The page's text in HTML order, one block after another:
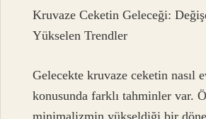
Kruvaze Ceketin Geleceği:
Yükselen Trendler
Gelecekte kruvaze ceketin nasıl
konusunda farklı tahminler var.
minimalizmin yükseldiği bir